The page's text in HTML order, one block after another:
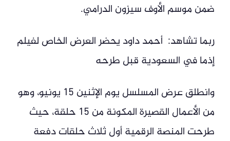
ضمن موسم الأوف سيزون الدرامي.
ربما تشاهد: أحمد داود يحضر العرض الخاص لفيلم
إذما في السعودية قبل طرحه
وانطلق عرض المسلسل يوم الإثنين 15 يونيو، وهو
من الأعمال القصيرة المكونة من 15 حلقة، حيث
طرحت المنصة الرقمية أول ثلاث حلقات دفعة